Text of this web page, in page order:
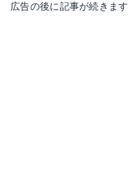
広告の後に記事が続きます